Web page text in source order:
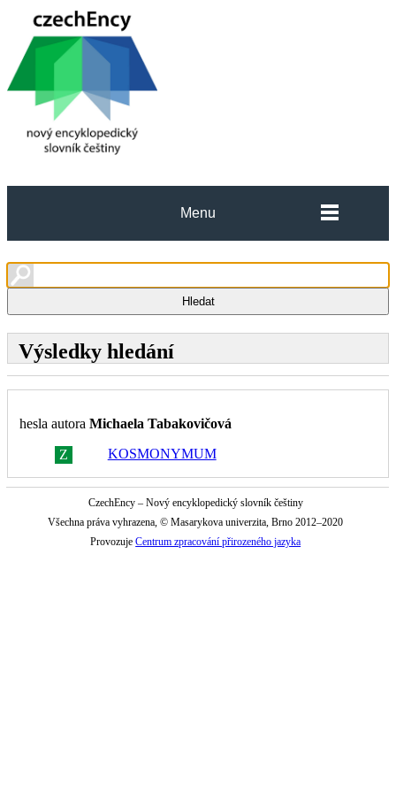
Menu
Výsledky hledání
hesla autora Michaela Tabakovičová
Z KOSMONYMUM
CzechEncy – Nový encyklopedický slovník češtiny
Všechna práva vyhrazena, © Masarykova univerzita, Brno 2012–2020
ProvozujeCentrum zpracování přirozeného jazyka